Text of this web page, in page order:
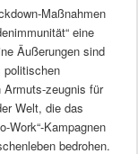
Maßnahmen
eine
Äußerungen sind
politischen
zeugnis für
Welt, die das
Work“-Kampagnen
bedrohen.